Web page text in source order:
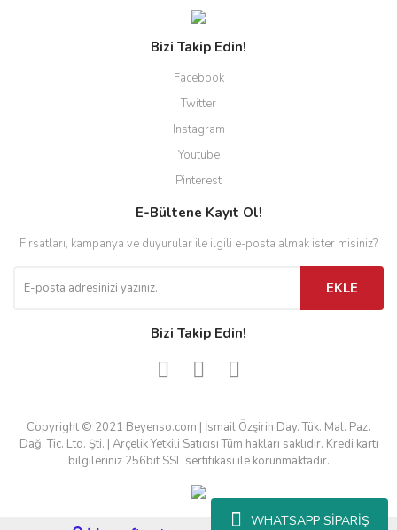
WHATSAPP SİPARİŞ
Bizi Takip Edin!
Facebook
Twitter
Instagram
Youtube
Pinterest
E-Bültene Kayıt Ol!
Fırsatları, kampanya ve duyurular ile ilgili e-posta almak ister misiniz?
EKLE
Bizi Takip Edin!
Copyright © 2021 Beyenso.com | İsmail Özşirin Day. Tük. Mal. Paz.
Dağ. Tic. Ltd. Şti. | Arçelik Yetkili Satıcısı Tüm hakları saklıdır. Kredi kartı
bilgileriniz 256bit SSL sertifikası ile korunmaktadır.